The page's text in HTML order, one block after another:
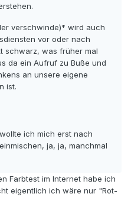
verschwinde)* wird auch
vor oder nach
schwarz, was früher mal
da ein Aufruf zu Buße und
an unsere eigene
ist.
ich mich erst nach
ja, ja, manchmal
Farbtest im Internet habe ich
eigentlich ich wäre nur "Rot-